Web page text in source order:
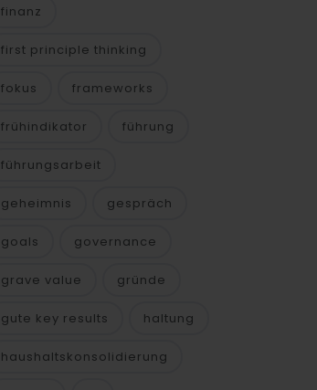
finanz
first principle thinking
fokus frameworks
frühindikator führung
führungsarbeit
geheimnis gespräch
goals governance
grave value gründe
gute key results haltung
haushaltskonsolidierung